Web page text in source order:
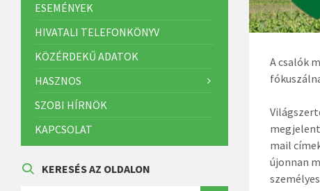
A csalók
mail
újonnan
ESEMÉNYEK
HIVATALI TELEFONKÖNYV
KÖZÉRDEKŰ ADATOK
HASZNOS
SZOBI HÍRNÖK
KAPCSOLAT
KERESÉS AZ OLDALON